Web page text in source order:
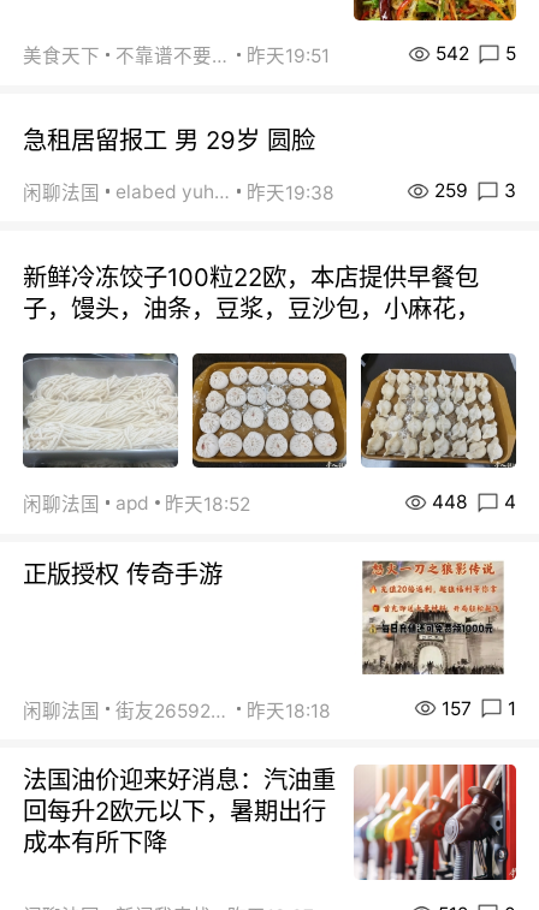
美食天下 不靠谱不要联系 昨天19:51 542 5
急租居留报工 男 29岁 圆脸
闲聊法国 elabed yuhua 昨天19:38 259 3
新鲜冷冻饺子100粒22欧，本店提供早餐包
子，馒头，油条，豆浆，豆沙包，小麻花，
闲聊法国 apd 昨天18:52 448 4
正版授权 传奇手游
闲聊法国 街友26592800 昨天18:18 157 1
法国油价迎来好消息：汽油重
回每升2欧元以下，暑期出行
成本有所下降